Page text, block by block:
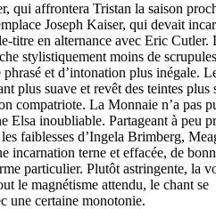
qui affrontera Tristan la saison
Joseph Kaiser, qui devait
titre en alternance avec Eric Cutler.
stylistiquement moins de
phrasé et d’intonation plus inégale.
plus suave et revêt des teintes plus
compatriote. La Monnaie n’a pas
Elsa inoubliable. Partageant à peu
faiblesses d’Ingela Brimberg,
incarnation terne et effacée, de
particulier. Plutôt astringente, la
le magnétisme attendu, le chant se
une certaine monotonie.